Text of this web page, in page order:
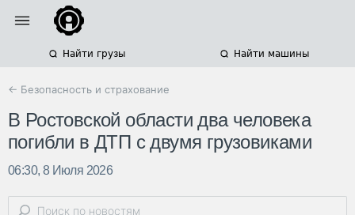
Найти грузы Найти машины
← Безопасность и страхование
В Ростовской области два человека
погибли в ДТП с двумя грузовиками
06:30, 8 Июля 2026